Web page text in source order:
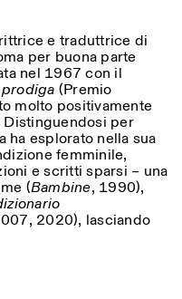
e traduttrice di
per buona parte
nel 1967 con il
(Premio
molto positivamente
Distinguendosi per
ha esplorato nella sua
femminile,
e scritti sparsi – una
(Bambine, 1990),
2020), lasciando